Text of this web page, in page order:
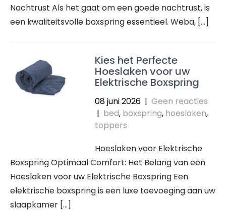
Nachtrust Als het gaat om een goede nachtrust, is
een kwaliteitsvolle boxspring essentieel. Weba, […]
Kies het Perfecte
Hoeslaken voor uw
Elektrische Boxspring
08 juni 2026 | Geen reacties
| bed, boxspring, hoeslaken,
toppers
Hoeslaken voor Elektrische
Boxspring Optimaal Comfort: Het Belang van een
Hoeslaken voor uw Elektrische Boxspring Een
elektrische boxspring is een luxe toevoeging aan uw
slaapkamer […]